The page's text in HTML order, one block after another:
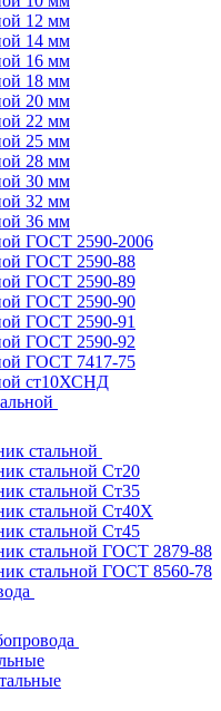
12 мм
14 мм
16 мм
18 мм
20 мм
22 мм
25 мм
28 мм
30 мм
32 мм
36 мм
ГОСТ 2590-2006
ГОСТ 2590-88
ГОСТ 2590-89
ГОСТ 2590-90
ГОСТ 2590-91
ГОСТ 2590-92
ГОСТ 7417-75
ст10ХСНД
стальной
стальной Ст20
стальной Ст35
стальной Ст40Х
стальной Ст45
стальной ГОСТ 2879-88
стальной ГОСТ 8560-78